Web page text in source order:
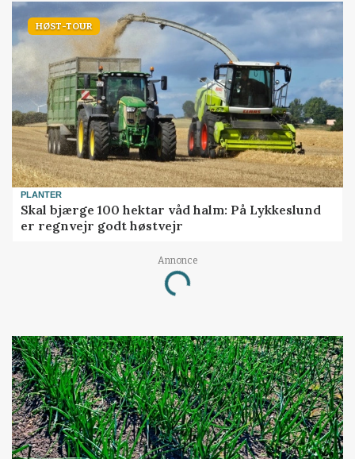
HØST-TOUR
PLANTER
Skal bjærge 100 hektar våd halm: På Lykkeslund
er regnvejr godt høstvejr
Annonce
Loading...